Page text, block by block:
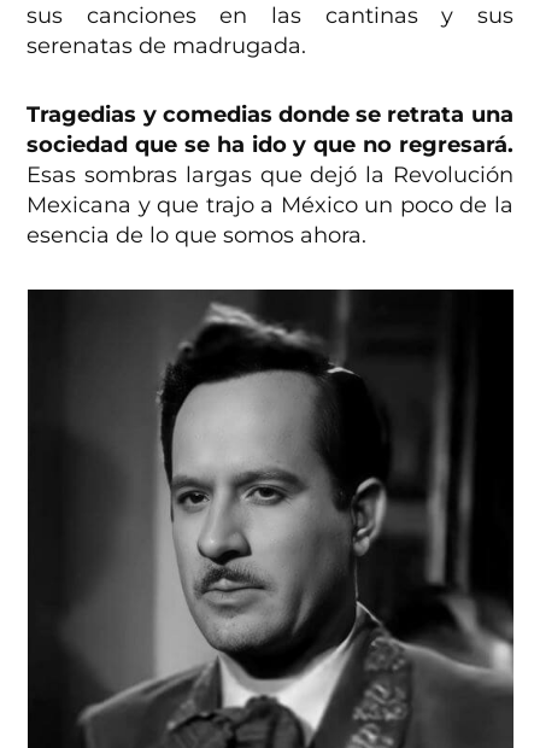
sus canciones en las cantinas y sus
serenatas de madrugada.
Tragedias y comedias donde se retrata una
sociedad que se ha ido y que no regresará.
Esas sombras largas que dejó la Revolución
Mexicana y que trajo a México un poco de la
esencia de lo que somos ahora.